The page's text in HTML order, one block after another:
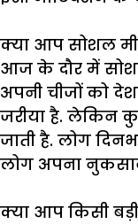
क्या आप सोशल
आज के दौर में
अपनी चीजों को
जरीया है. लेकिन
जाती है. लोग
लोग अपना
क्या आप किसी